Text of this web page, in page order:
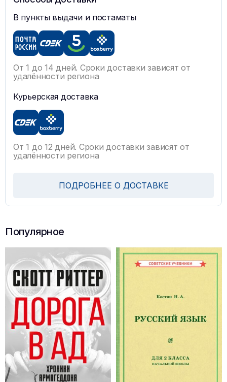
В пункты выдачи и постаматы
От 1 до 14 дней. Сроки доставки зависят от
удалённости региона
Курьерская доставка
От 1 до 12 дней. Сроки доставки зависят от
удалённости региона
ПОДРОБНЕЕ О ДОСТАВКЕ
Популярное